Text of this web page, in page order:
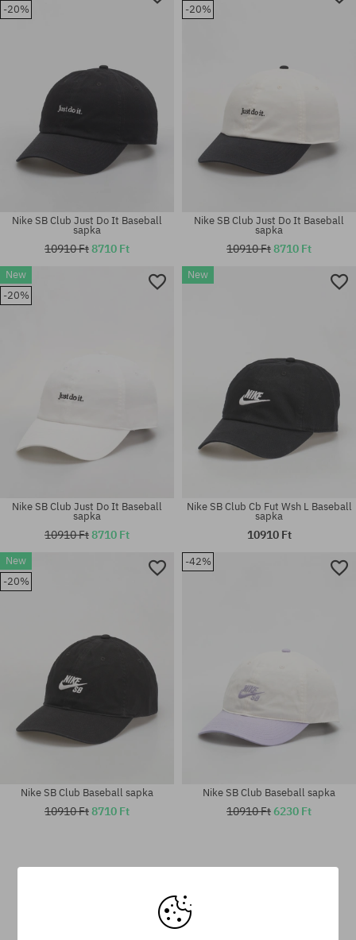
univerzális méret
-20%
univerzális méret
Nike SB Club Just Do It Baseball
sapka
10910 Ft8710 Ft
-20%
Nike SB Club Just Do It Baseball
sapka
10910 Ft8710 Ft
New
-20%
univerzális méret
Nike SB Club Just Do It Baseball
sapka
10910 Ft8710 Ft
New
M-L
Nike SB Club Cb Fut Wsh L Baseball
sapka
10910 Ft
New
-20%
Nike SB Club Baseball sapka
10910 Ft8710 Ft
-42%
Nike SB Club Baseball sapka
10910 Ft6230 Ft